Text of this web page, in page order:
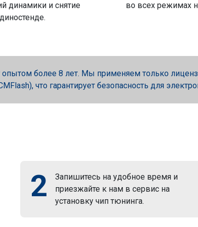
динамики и снятие
во всех режимах
более 8 лет. Мы применяем только
что гарантирует безопасность для
2
Запишитесь на удобное время и
приезжайте к нам в сервис на
установку чип тюнинга.